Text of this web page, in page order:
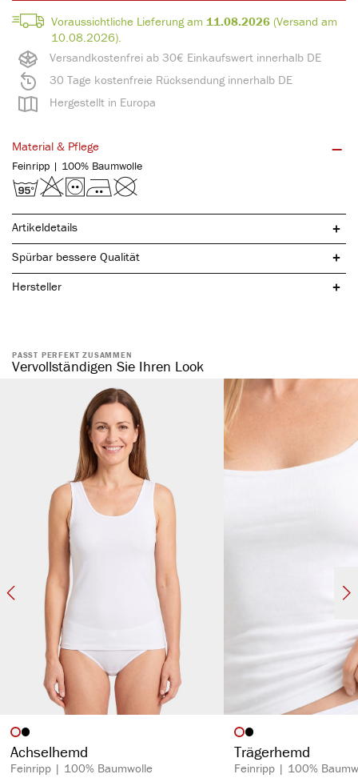
Versandkostenfrei ab 30€ Einkaufswert innerhalb DE
30 Tage kostenfreie Rücksendung innerhalb DE
Hergestellt in Europa
Voraussichtliche Lieferung am 11.08.2026(Versand am
10.08.2026).
Material & Pflege
Feinripp | 100% Baumwolle
Artikeldetails
spürbar hochwertig
elastisch & formstabil
kochfest & pflegeleicht
atmungsaktiv & temperaturausgleichend
anliegende Passform
hoher Beinausschnitt
ohne störende Seitennaht
hochwertige Borte
Spürbar bessere Qualität
Hersteller
PASST PERFEKT ZUSAMMEN
Vervollständigen Sie Ihren Look
Artikelfarbe
Achselhemd
Feinripp | 100% Baumwolle
Artikelfarbe
Trägerhemd
Feinripp | 100%